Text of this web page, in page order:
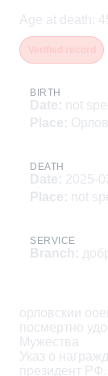
Age at death :
BIRTH
Date: not
Place:
DEATH
Date: 2025-
Place: not
SERVICE
Branch :
орловскии
посмертно
Мужества
Указ о
президент РФ.